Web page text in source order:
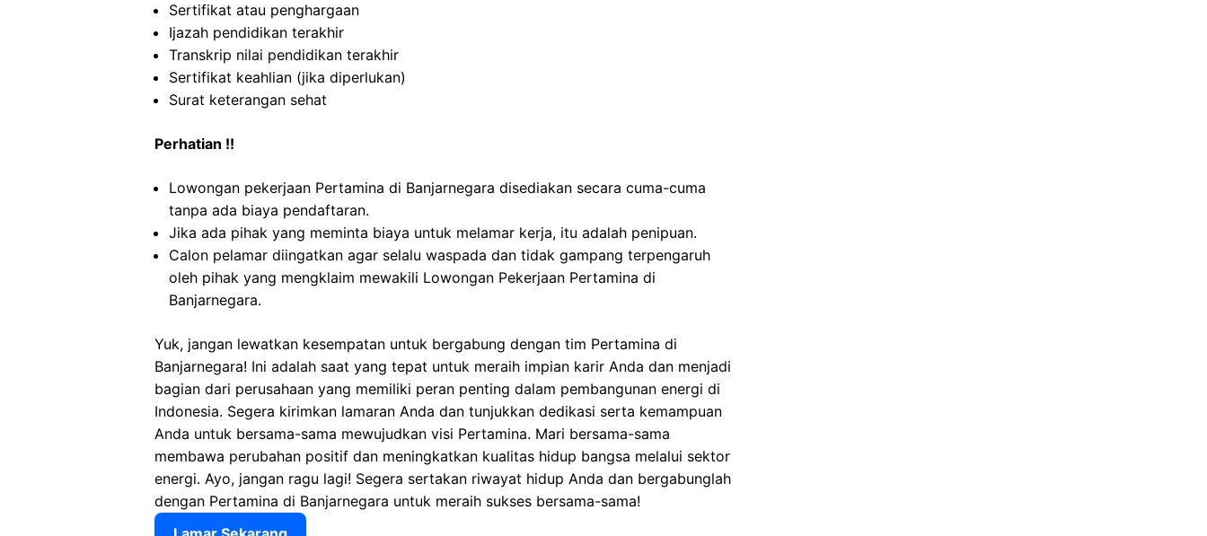
Sertifikat atau penghargaan
Ijazah pendidikan terakhir
Transkrip nilai pendidikan terakhir
Sertifikat keahlian (jika diperlukan)
Surat keterangan sehat
Perhatian !!
Lowongan pekerjaan Pertamina di Banjarnegara disediakan secara cuma-cuma
tanpa ada biaya pendaftaran.
Jika ada pihak yang meminta biaya untuk melamar kerja, itu adalah penipuan.
Calon pelamar diingatkan agar selalu waspada dan tidak gampang terpengaruh
oleh pihak yang mengklaim mewakili Lowongan Pekerjaan Pertamina di
Banjarnegara.
Yuk, jangan lewatkan kesempatan untuk bergabung dengan tim Pertamina di
Banjarnegara! Ini adalah saat yang tepat untuk meraih impian karir Anda dan menjadi
bagian dari perusahaan yang memiliki peran penting dalam pembangunan energi di
Indonesia. Segera kirimkan lamaran Anda dan tunjukkan dedikasi serta kemampuan
Anda untuk bersama-sama mewujudkan visi Pertamina. Mari bersama-sama
membawa perubahan positif dan meningkatkan kualitas hidup bangsa melalui sektor
energi. Ayo, jangan ragu lagi! Segera sertakan riwayat hidup Anda dan bergabunglah
dengan Pertamina di Banjarnegara untuk meraih sukses bersama-sama!